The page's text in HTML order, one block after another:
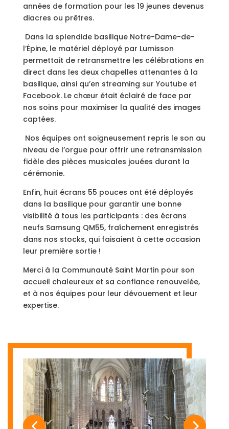
années de formation pour les 19 jeunes devenus
diacres ou prêtres.
Dans la splendide basilique Notre-Dame-de-
l’Épine, le matériel déployé par Lumisson
permettait de retransmettre les célébrations en
direct dans les deux chapelles attenantes à la
basilique, ainsi qu’en streaming sur Youtube et
Facebook. Le chœur était éclairé de face par
nos soins pour maximiser la qualité des images
captées.
Nos équipes ont soigneusement repris le son au
niveau de l’orgue pour offrir une retransmission
fidèle des pièces musicales jouées durant la
cérémonie.
Enfin, huit écrans 55 pouces ont été déployés
dans la basilique pour garantir une bonne
visibilité à tous les participants : des écrans
neufs Samsung QM55, fraîchement enregistrés
dans nos stocks, qui faisaient à cette occasion
leur première sortie !
Merci à la Communauté Saint Martin pour son
accueil chaleureux et sa confiance renouvelée,
et à nos équipes pour leur dévouement et leur
expertise.